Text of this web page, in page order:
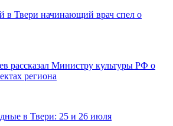
в Твери начинающий врач спел о
рассказал Министру культуры РФ о
региона
в Твери: 25 и 26 июля